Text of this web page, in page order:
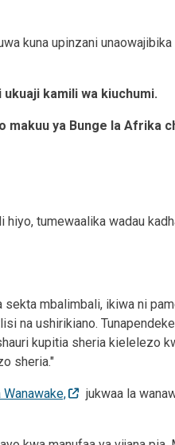
kuna upinzani
kamili wa kiuchumi.
makuu ya Bunge la Afrika
hiyo, tumewaalika wadau
mbalimbali, ikiwa ni
na ushirikiano.
kupitia sheria kielelezo
sheria."
jukwaa la